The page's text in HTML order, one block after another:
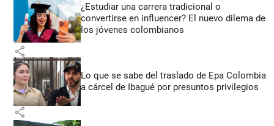
¿Estudiar una carrera tradicional o
convertirse en influencer? El nuevo dilema de
los jóvenes colombianos
share
Lo que se sabe del traslado de Epa Colombia
a cárcel de Ibagué por presuntos privilegios
share